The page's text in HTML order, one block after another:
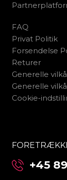
FAQ
Privat Politik
Forsendelse
Returer
Generelle
Generelle
Cookie-
+45